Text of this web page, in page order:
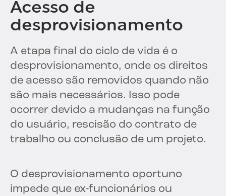
Acesso de
desprovisionamento
A etapa final do ciclo de vida é o
desprovisionamento, onde os direitos
de acesso são removidos quando não
são mais necessários. Isso pode
ocorrer devido a mudanças na função
do usuário, rescisão do contrato de
trabalho ou conclusão de um projeto.
O desprovisionamento oportuno
impede que ex-funcionários ou